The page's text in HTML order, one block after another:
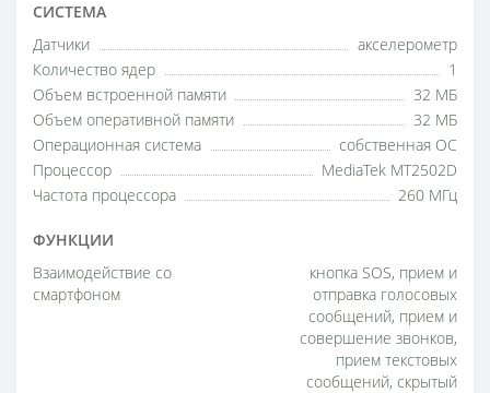
СИСТЕМА
Датчики
акселерометр
Количество ядер
1
Объем встроенной памяти
32 МБ
Объем оперативной памяти
32 МБ
Операционная система
собственная ОС
Процессор
MediaTek MT2502D
Частота процессора
260 МГц
ФУНКЦИИ
Взаимодействие со
смартфоном
кнопка SOS, прием и
отправка голосовых
сообщений, прием и
совершение звонков,
прием текстовых
сообщений, скрытый